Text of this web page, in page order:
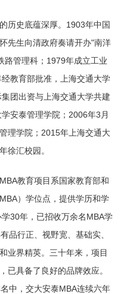
历史底蕴深厚。1903年中国
先生向清政府奏请开办"南洋
路管理科；1979年成立工业
教育部批准，上海交通大学
团出资与上海交通大学共建
安泰管理学院；2006年3月
理学院；2015年上海交通大
徐汇校园。
教育项目系国家教育部和
）学位点，提供学历和学
30年，已招收万余名MBA学
品行正、视野宽、基础实、
业界精英。三十年来，项目
已具备了良好的品牌效应。
中，交大安泰MBA连续六年